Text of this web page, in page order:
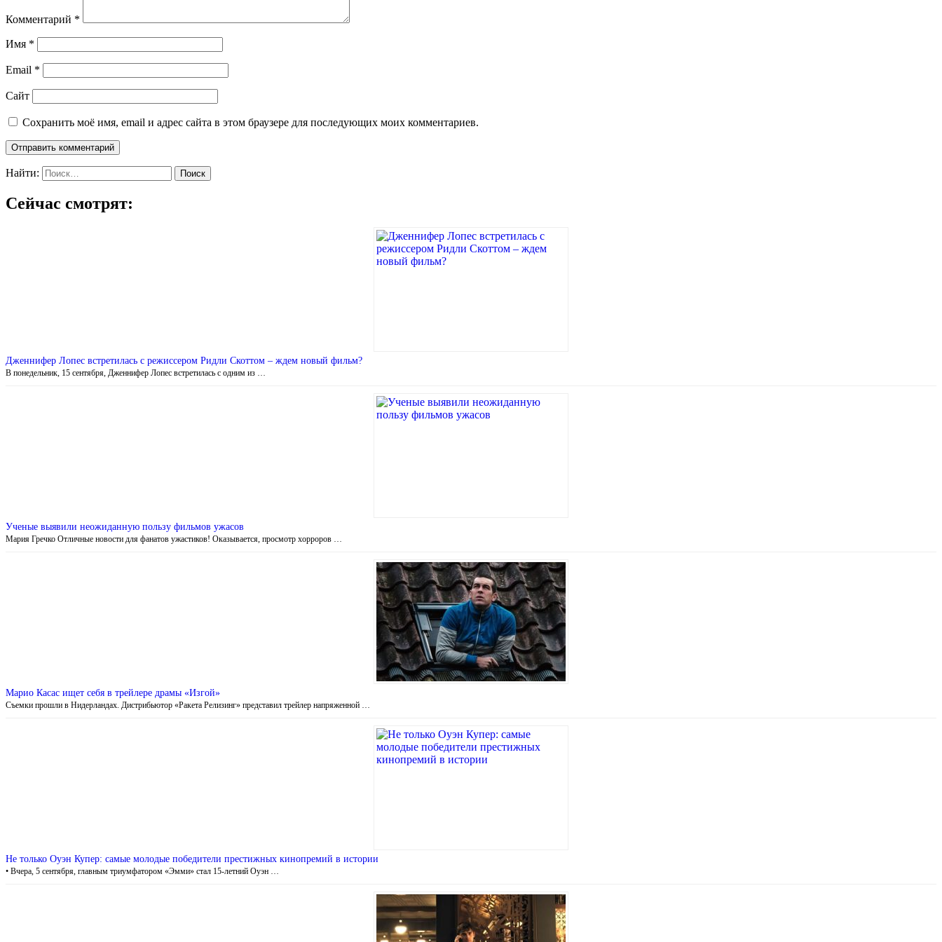
Комментарий *
Имя *
Email *
Сайт
Сохранить моё имя, email и адрес сайта в этом браузере для последующих моих комментариев.
Найти:
Сейчас смотрят:
Дженнифер Лопес встретилась с режиссером Ридли Скоттом – ждем новый фильм?
В понедельник, 15 сентября, Дженнифер Лопес встретилась с одним из …
Ученые выявили неожиданную пользу фильмов ужасов
Мария Гречко Отличные новости для фанатов ужастиков! Оказывается, просмотр хорроров …
Марио Касас ищет себя в трейлере драмы «Изгой»
Съемки прошли в Нидерландах. Дистрибьютор «Ракета Релизинг» представил трейлер напряженной …
Не только Оуэн Купер: самые молодые победители престижных кинопремий в истории
• Вчера, 5 сентября, главным триумфатором «Эмми» стал 15-летний Оуэн …